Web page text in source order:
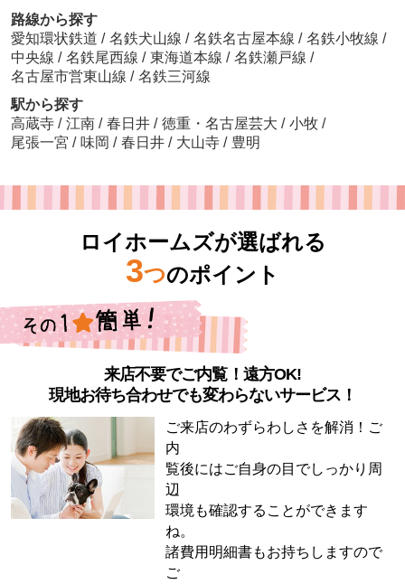
路線から探す
愛知環状鉄道 / 名鉄犬山線 / 名鉄名古屋本線 / 名鉄小牧線 /
中央線 / 名鉄尾西線 / 東海道本線 / 名鉄瀬戸線 /
名古屋市営東山線 / 名鉄三河線
駅から探す
高蔵寺 / 江南 / 春日井 / 徳重・名古屋芸大 / 小牧 /
尾張一宮 / 味岡 / 春日井 / 大山寺 / 豊明
ロイホームズが選ばれる
3つのポイント
来店不要でご内覧！遠方OK!
現地お待ち合わせでも変わらないサービス！
ご来店のわずらわしさを解消！ご
内
覧後にはご自身の目でしっかり周
辺
環境も確認することができます
ね。
諸費用明細書もお持ちしますので
ご